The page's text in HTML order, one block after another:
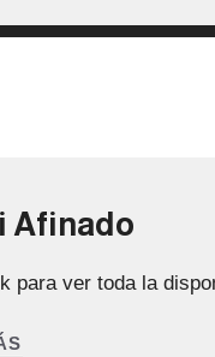
Afinado
para ver toda la